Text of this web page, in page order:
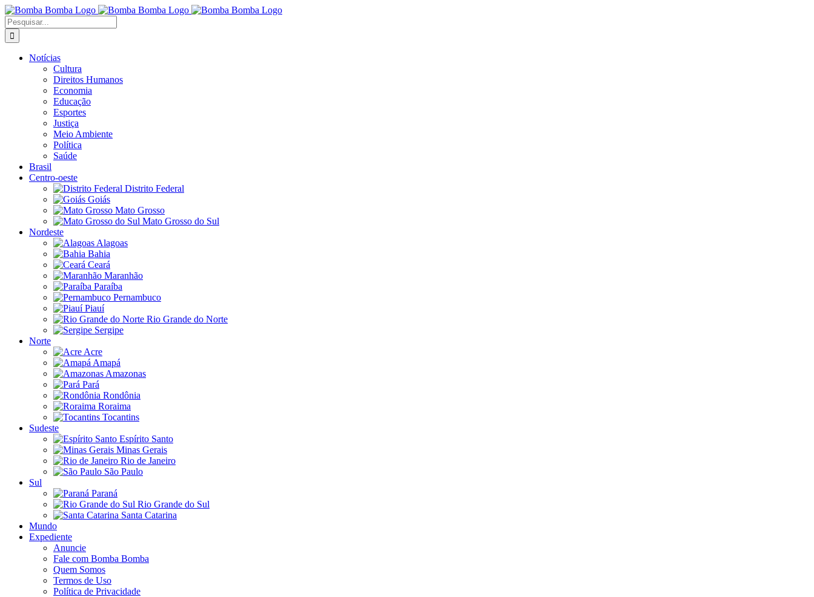
Ir
para
o
conteúdo
Buscar
resultados
para:
Notícias
Cultura
Direitos Humanos
Economia
Educação
Esportes
Justiça
Meio Ambiente
Política
Saúde
Brasil
Centro-oeste
Distrito Federal
Goiás
Mato Grosso
Mato Grosso do Sul
Nordeste
Alagoas
Bahia
Ceará
Maranhão
Paraíba
Pernambuco
Piauí
Rio Grande do Norte
Sergipe
Norte
Acre
Amapá
Amazonas
Pará
Rondônia
Roraima
Tocantins
Sudeste
Espírito Santo
Minas Gerais
Rio de Janeiro
São Paulo
Sul
Paraná
Rio Grande do Sul
Santa Catarina
Mundo
Expediente
Anuncie
Fale com Bomba Bomba
Quem Somos
Termos de Uso
Política de Privacidade